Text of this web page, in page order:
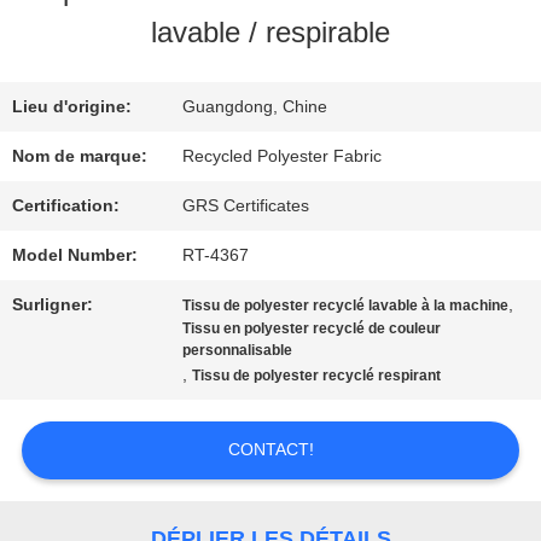
VISITE
D'USINE
CONTRÔLE
CONTACTEZ-
lavable / respirable
Lieu d'origine: Guangdong, Chine
Nom de marque: Recycled Polyester Fabric
Certification: GRS Certificates
Model Number: RT-4367
Surligner: Tissu de polyester recyclé lavable à la machine,
Tissu en polyester recyclé de couleur
personnalisable
,Tissu de polyester recyclé respirant
CONTACT!